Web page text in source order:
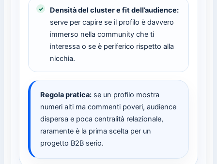
Densità del cluster e fit dell’audience:
serve per capire se il profilo è davvero
immerso nella community che ti
interessa o se è periferico rispetto alla
nicchia.
Regola pratica: se un profilo mostra
numeri alti ma commenti poveri, audience
dispersa e poca centralità relazionale,
raramente è la prima scelta per un
progetto B2B serio.